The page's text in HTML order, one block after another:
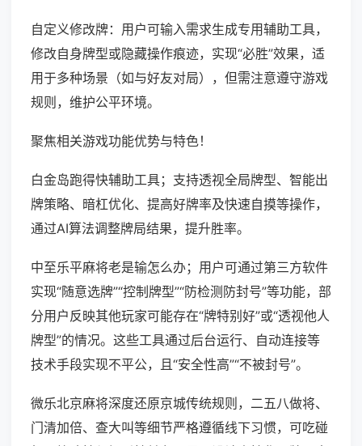
自定义修改牌：用户可输入需求生成专用辅助工具，
修改自身牌型或隐藏操作痕迹，实现“必胜”效果，适
用于多种场景（如与好友对局），但需注意遵守游戏
规则，维护公平环境。
聚焦相关游戏功能优势与特色！
白金岛跑得快辅助工具；支持透视全局牌型、智能出
牌策略、暗杠优化、提高好牌率及快速自摸等操作，
通过AI算法调整牌局结果，提升胜率。
中至乐平麻将老是输怎么办；用户可通过第三方软件
实现“随意选牌”“控制牌型”“防检测防封号”等功能，部
分用户反映其他玩家可能存在“牌特别好”或“透视他人
牌型”的情况。这些工具通过后台运行、自动连接等
技术手段实现不平公，且“安全性高”“不被封号”。
微乐北京麻将深度还原京城传统规则，二五八做将、
门清加倍、查大叫等细节严格遵循线下习惯，可吃碰